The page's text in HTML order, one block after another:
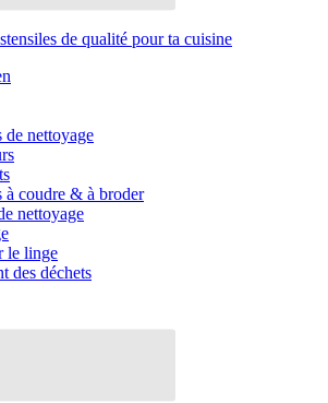
de qualité pour ta cuisine
de nettoyage
à coudre & à broder
nettoyage
le linge
des déchets